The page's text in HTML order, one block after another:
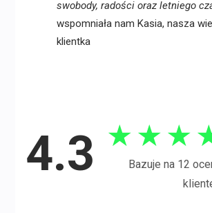
swobody, radości oraz letniego
wspomniała nam Kasia, nasza
klientka
4.3 ★ ★ ★
Bazuje na 12